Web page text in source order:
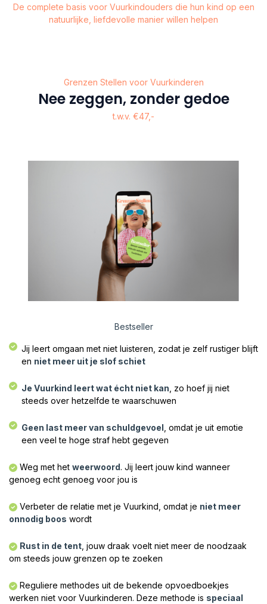
De complete basis voor Vuurkindouders die hun kind op een
natuurlijke, liefdevolle manier willen helpen
Grenzen Stellen voor Vuurkinderen
Nee zeggen, zonder gedoe
t.w.v. €47,-
Bestseller
Jij leert omgaan met niet luisteren, zodat je zelf rustiger blijft
en niet meer uit je slof schiet
Je Vuurkind leert wat écht niet kan , zo hoef jij niet
steeds over hetzelfde te waarschuwen
Geen last meer van schuldgevoel , omdat je uit emotie
een veel te hoge straf hebt gegeven​
Weg met het weerwoord. Jij leert jouw kind wanneer
genoeg echt genoeg voor jou is​
Verbeter de relatie met je Vuurkind, omdat je niet meer
onnodig boos wordt​
Rust in de tent , jouw draak voelt niet meer de noodzaak
om steeds jouw grenzen op te zoeken​
Reguliere methodes uit de bekende opvoedboekjes
werken niet voor Vuurkinderen. Deze methode is speciaal